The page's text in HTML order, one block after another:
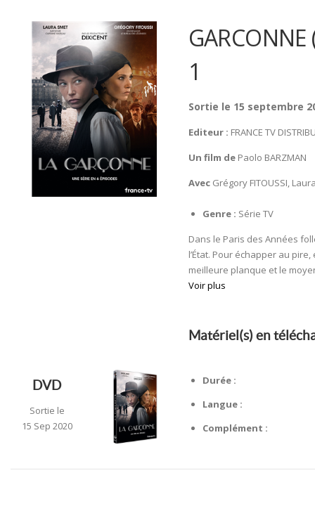
GARCONNE
1
Sortie le 15 septembre
Editeur : FRANCE TV
Un film dePaolo BARZMAN
AvecGrégory FITOUSSI,
Genre : Série TV
Dans le Paris des Années
l’État. Pour échapper au
meilleure planque et le
Voir plus
Matériel(s) en
DVD
Sortie le
15 Sep 2020
Durée :
Langue :
Complément :